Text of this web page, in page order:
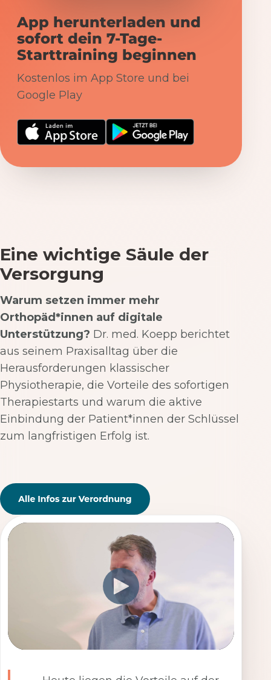
App herunterladen und
sofort dein 7-Tage-
Starttraining beginnen
Kostenlos im App Store und bei
Google Play
Eine wichtige Säule der
Versorgung
Warum setzen immer mehr
Orthopäd*innen auf digitale
Unterstützung? Dr. med. Koepp berichtet
aus seinem Praxisalltag über die
Herausforderungen klassischer
Physiotherapie, die Vorteile des sofortigen
Therapiestarts und warum die aktive
Einbindung der Patient*innen der Schlüssel
zum langfristigen Erfolg ist.